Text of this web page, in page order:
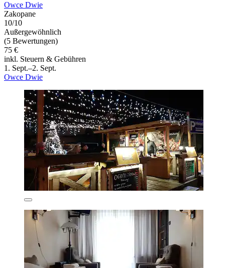
Owce Dwie
Zakopane
10/10
Außergewöhnlich
(5 Bewertungen)
75 €
inkl. Steuern & Gebühren
1. Sept.–2. Sept.
Owce Dwie